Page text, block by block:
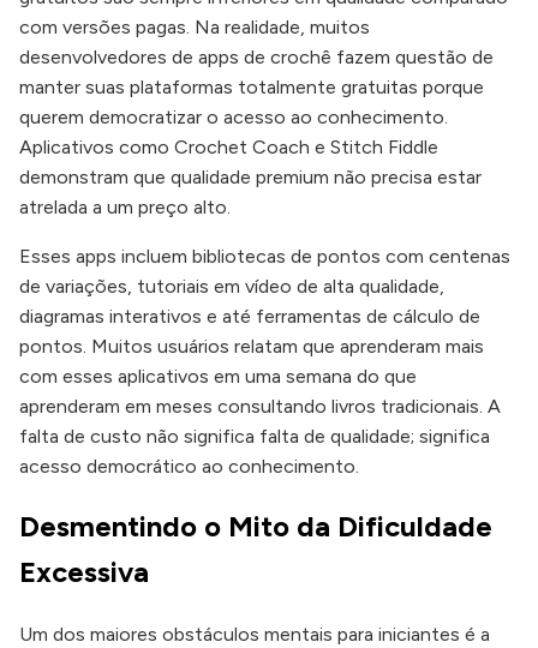
com versões pagas. Na realidade, muitos
desenvolvedores de apps de crochê fazem questão de
manter suas plataformas totalmente gratuitas porque
querem democratizar o acesso ao conhecimento.
Aplicativos como Crochet Coach e Stitch Fiddle
demonstram que qualidade premium não precisa estar
atrelada a um preço alto.
Esses apps incluem bibliotecas de pontos com centenas
de variações, tutoriais em vídeo de alta qualidade,
diagramas interativos e até ferramentas de cálculo de
pontos. Muitos usuários relatam que aprenderam mais
com esses aplicativos em uma semana do que
aprenderam em meses consultando livros tradicionais. A
falta de custo não significa falta de qualidade; significa
acesso democrático ao conhecimento.
Desmentindo o Mito da Dificuldade
Excessiva
Um dos maiores obstáculos mentais para iniciantes é a